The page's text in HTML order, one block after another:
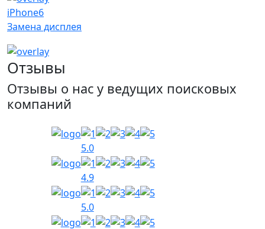
iPhone6
Замена дисплея
Отзывы
Отзывы о нас у ведущих поисковых
компаний
5.0
4.9
5.0